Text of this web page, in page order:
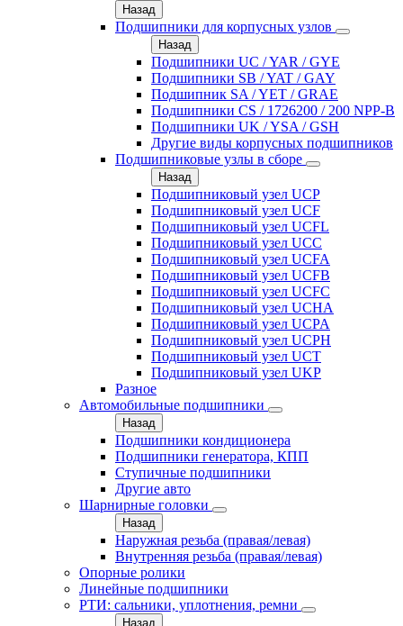
Назад
Подшипники для корпусных узлов
Назад
Подшипники UC / YAR / GYE
Подшипники SB / YAT / GAY
Подшипник SA / YET / GRAE
Подшипники CS / 1726200 / 200 NPP-B
Подшипники UK / YSA / GSH
Другие виды корпусных подшипников
Подшипниковые узлы в сборе
Назад
Подшипниковый узел UCP
Подшипниковый узел UCF
Подшипниковый узел UCFL
Подшипниковый узел UCC
Подшипниковый узел UCFA
Подшипниковый узел UCFB
Подшипниковый узел UCFC
Подшипниковый узел UCHA
Подшипниковый узел UCPA
Подшипниковый узел UCPH
Подшипниковый узел UCT
Подшипниковый узел UKP
Разное
Автомобильные подшипники
Назад
Подшипники кондиционера
Подшипники генератора, КПП
Ступичные подшипники
Другие авто
Шарнирные головки
Назад
Наружная резьба (правая/левая)
Внутренняя резьба (правая/левая)
Опорные ролики
Линейные подшипники
РТИ: сальники, уплотнения, ремни
Назад